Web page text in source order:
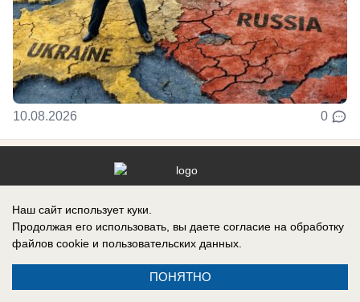
10.08.2026 0
Реклама на сайте
Контакты
Наш сайт использует куки.
Продолжая его использовать, вы даете согласие на обработку
файлов cookie и пользовательских данных.
ПОНЯТНО